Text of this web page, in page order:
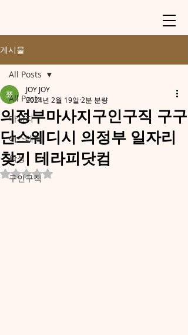
게시물
All Posts
마사지
에스테틱
왁싱
구인구직
All Posts
의정부마사지구인구직 구구
단스웨디시 의정부 일자리
찾기 테라피닷컴
JOY JOY
2024년 2월 19일 2분 분량
별점 5점 중 NaN점을 주었습니다.